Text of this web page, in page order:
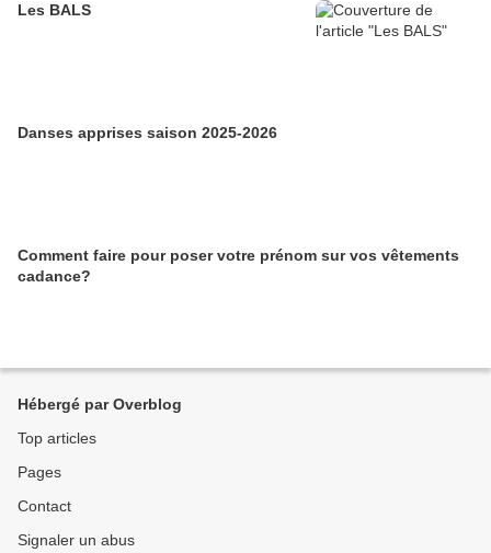
Les BALS
Danses apprises saison 2025-2026
Comment faire pour poser votre prénom sur vos vêtements
cadance?
Hébergé par Overblog
Top articles
Pages
Contact
Signaler un abus